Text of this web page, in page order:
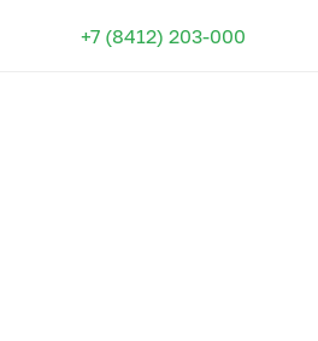
+7 (8412) 203-000